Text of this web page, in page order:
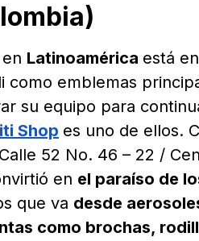
en Latinoamérica está en
como emblemas
su equipo para
Shop es uno de ellos.
52 No. 46 – 22 /
en el paraíso de
que va desde
como brochas,